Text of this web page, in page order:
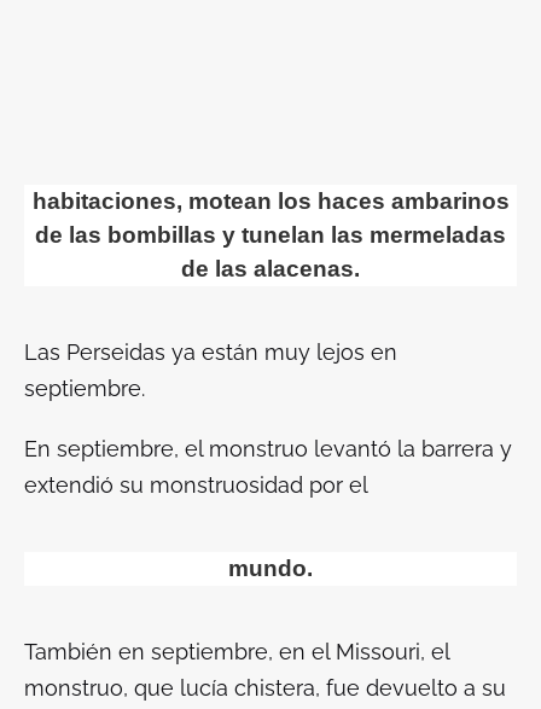
habitaciones, motean los haces ambarinos
de las bombillas y tunelan las mermeladas
de las alacenas.
Las Perseidas ya están muy lejos en
septiembre.
En septiembre, el monstruo levantó la barrera y
extendió su monstruosidad por el
mundo.
También en septiembre, en el Missouri, el
monstruo, que lucía chistera, fue devuelto a su